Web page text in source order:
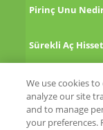
We use cookies
analyze our site
and to manage
your preferences.